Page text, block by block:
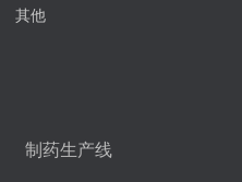
其他
制药生产线